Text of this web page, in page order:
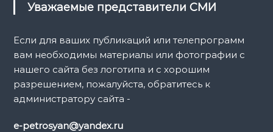
Уважаемые представители СМИ
Если для ваших публикаций или телепрограмм
вам необходимы материалы или фотографии с
нашего сайта без логотипа и с хорошим
разрешением, пожалуйста, обратитесь к
администратору сайта -
e-petrosyan@yandex.ru